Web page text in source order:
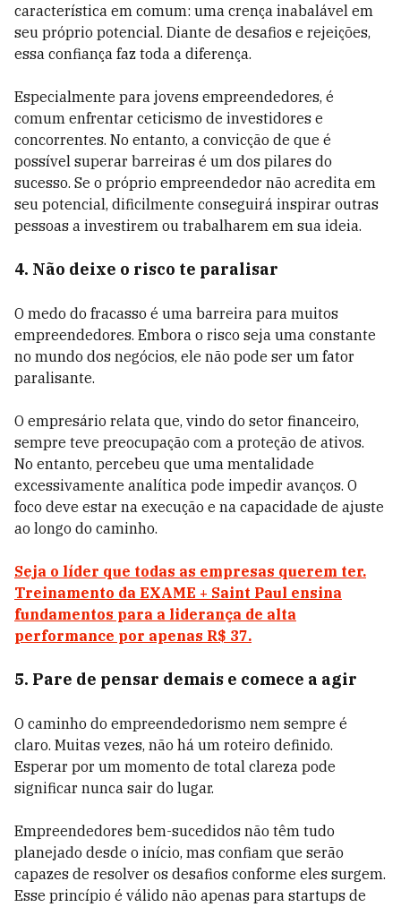
característica em comum: uma crença inabalável em
seu próprio potencial. Diante de desafios e rejeições,
essa confiança faz toda a diferença.
Especialmente para jovens empreendedores, é
comum enfrentar ceticismo de investidores e
concorrentes. No entanto, a convicção de que é
possível superar barreiras é um dos pilares do
sucesso. Se o próprio empreendedor não acredita em
seu potencial, dificilmente conseguirá inspirar outras
pessoas a investirem ou trabalharem em sua ideia.
4. Não deixe o risco te paralisar
O medo do fracasso é uma barreira para muitos
empreendedores. Embora o risco seja uma constante
no mundo dos negócios, ele não pode ser um fator
paralisante.
O empresário relata que, vindo do setor financeiro,
sempre teve preocupação com a proteção de ativos.
No entanto, percebeu que uma mentalidade
excessivamente analítica pode impedir avanços. O
foco deve estar na execução e na capacidade de ajuste
ao longo do caminho.
Seja o líder que todas as empresas querem ter.
Treinamento da EXAME + Saint Paul ensina
fundamentos para a liderança de alta
performance por apenas R$ 37.
5. Pare de pensar demais e comece a agir
O caminho do empreendedorismo nem sempre é
claro. Muitas vezes, não há um roteiro definido.
Esperar por um momento de total clareza pode
significar nunca sair do lugar.
Empreendedores bem-sucedidos não têm tudo
planejado desde o início, mas confiam que serão
capazes de resolver os desafios conforme eles surgem.
Esse princípio é válido não apenas para startups de